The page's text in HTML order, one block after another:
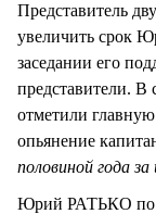
Представитель
увеличить срок
заседании его
представители.
отметили
опьянение
половиной года
Юрий РАТЬКО по